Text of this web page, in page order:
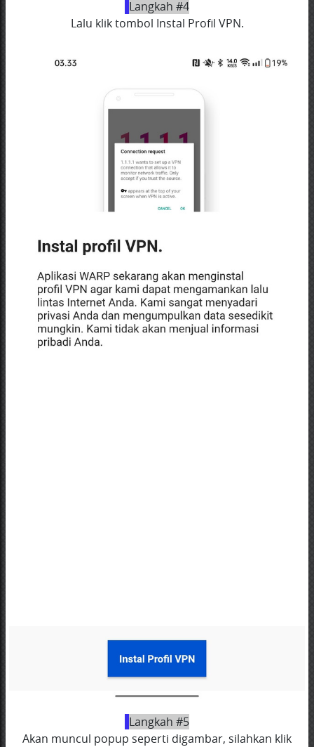
Langkah #4
Lalu klik tombol Instal Profil VPN.
Langkah #5
Akan muncul popup seperti digambar, silahkan klik